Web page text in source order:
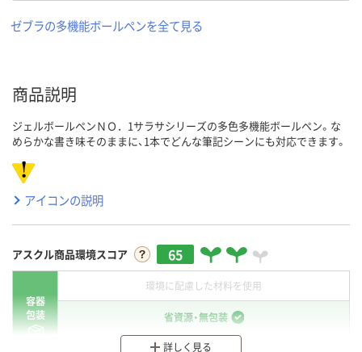
ゼブラの多機能ボールペンを全て見る
商品説明
ジェルボールペンＮＯ．1サラサシリーズの多色多機能ボールペン。な
めらかな書き味そのままに、1本でどんな筆記シーンにも対応できます。
アイコンの説明
アスクル商品環境スコア 65
容器
包装
環境に配慮した材料を使用
省資源・無包装
分別・リサイクルしやすい設計
詳しく見る